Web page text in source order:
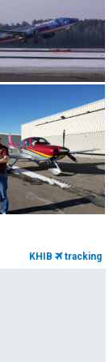
KHIB tracking